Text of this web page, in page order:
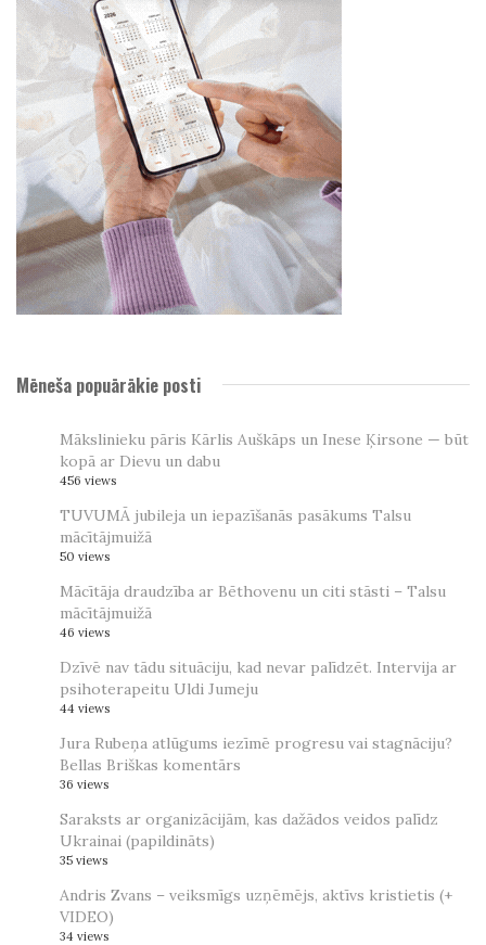
Mēneša popuārākie posti
Mākslinieku pāris Kārlis Auškāps un Inese Ķirsone — būt
kopā ar Dievu un dabu
456 views
TUVUMĀ jubileja un iepazīšanās pasākums Talsu
mācītājmuižā
50 views
Mācītāja draudzība ar Bēthovenu un citi stāsti – Talsu
mācītājmuižā
46 views
Dzīvē nav tādu situāciju, kad nevar palīdzēt. Intervija ar
psihoterapeitu Uldi Jumeju
44 views
Jura Rubeņa atlūgums iezīmē progresu vai stagnāciju?
Bellas Briškas komentārs
36 views
Saraksts ar organizācijām, kas dažādos veidos palīdz
Ukrainai (papildināts)
35 views
Andris Zvans – veiksmīgs uzņēmējs, aktīvs kristietis (+
VIDEO)
34 views